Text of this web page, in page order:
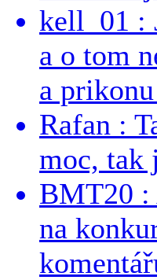
kell_01 :
a o tom
a
Rafan :
moc, tak
BMT20 :
na